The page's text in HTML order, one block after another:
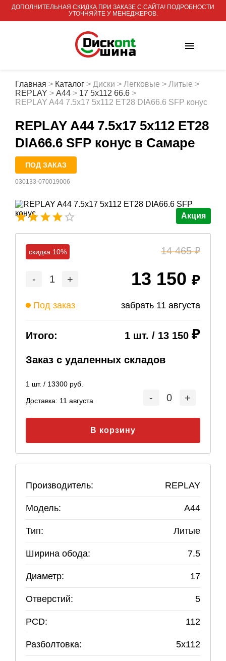
ДОПОЛНИТЕЛЬНАЯ СКИДКА ПРИ ЗАКАЗЕ С САЙТА! ПОДРОБНОСТИ
УТОЧНЯЙТЕ У МЕНЕДЖЕРОВ.
Главная > Каталог > Диски > Легковые > Литые >
REPLAY > A44 > 17 5x112 66.6 >
REPLAY A44 7.5x17 5x112 ET28 DIA66.6 SFP конус
REPLAY A44 7.5x17 5x112 ET28
DIA66.6 SFP конус в Самаре
ПОД ЗАКАЗ
030133-070019006
Акция
скидка 10% 14 465
- 1 + 13 150
Под заказ забрать 11 августа
Итого: 1 шт. / 13 150
Заказ с удаленных складов
1 шт. / 13300 руб.
Доставка: 11 августа - 0 +
В корзину
Производитель: REPLAY
Модель: A44
Тип: Литые
Ширина обода: 7.5
Диаметр: 17
Отверстий: 5
PCD: 112
Разболтовка: 5x112